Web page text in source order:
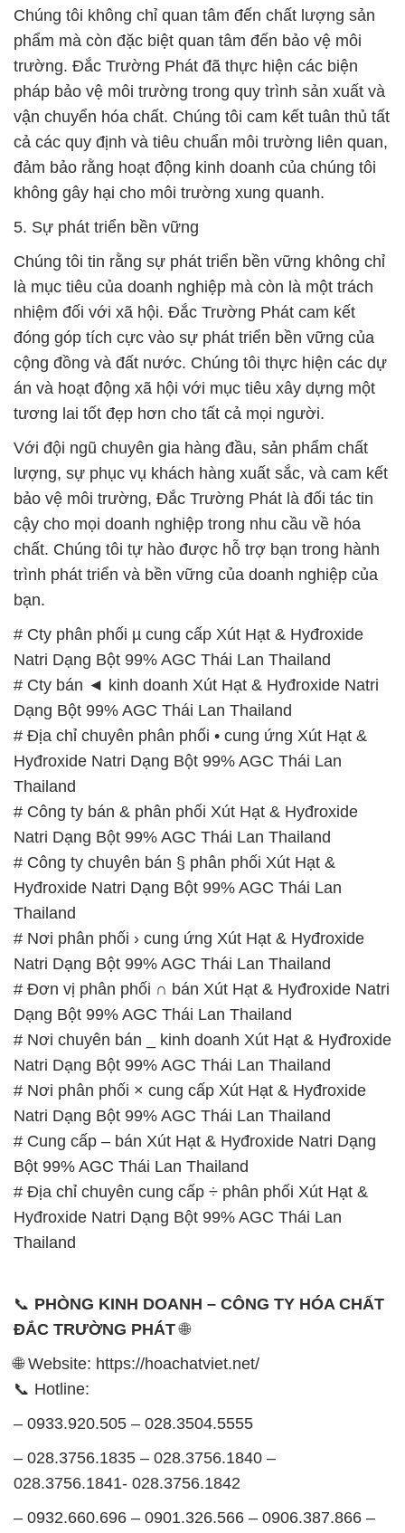
Chúng tôi không chỉ quan tâm đến chất lượng sản
phẩm mà còn đặc biệt quan tâm đến bảo vệ môi
trường. Đắc Trường Phát đã thực hiện các biện
pháp bảo vệ môi trường trong quy trình sản xuất và
vận chuyển hóa chất. Chúng tôi cam kết tuân thủ tất
cả các quy định và tiêu chuẩn môi trường liên quan,
đảm bảo rằng hoạt động kinh doanh của chúng tôi
không gây hại cho môi trường xung quanh.
5. Sự phát triển bền vững
Chúng tôi tin rằng sự phát triển bền vững không chỉ
là mục tiêu của doanh nghiệp mà còn là một trách
nhiệm đối với xã hội. Đắc Trường Phát cam kết
đóng góp tích cực vào sự phát triển bền vững của
cộng đồng và đất nước. Chúng tôi thực hiện các dự
án và hoạt động xã hội với mục tiêu xây dựng một
tương lai tốt đẹp hơn cho tất cả mọi người.
Với đội ngũ chuyên gia hàng đầu, sản phẩm chất
lượng, sự phục vụ khách hàng xuất sắc, và cam kết
bảo vệ môi trường, Đắc Trường Phát là đối tác tin
cậy cho mọi doanh nghiệp trong nhu cầu về hóa
chất. Chúng tôi tự hào được hỗ trợ bạn trong hành
trình phát triển và bền vững của doanh nghiệp của
bạn.
# Cty phân phối µ cung cấp Xút Hạt & Hyđroxide
Natri Dạng Bột 99% AGC Thái Lan Thailand
# Cty bán ◄ kinh doanh Xút Hạt & Hyđroxide Natri
Dạng Bột 99% AGC Thái Lan Thailand
# Địa chỉ chuyên phân phối • cung ứng Xút Hạt &
Hyđroxide Natri Dạng Bột 99% AGC Thái Lan
Thailand
# Công ty bán & phân phối Xút Hạt & Hyđroxide
Natri Dạng Bột 99% AGC Thái Lan Thailand
# Công ty chuyên bán § phân phối Xút Hạt &
Hyđroxide Natri Dạng Bột 99% AGC Thái Lan
Thailand
# Nơi phân phối › cung ứng Xút Hạt & Hyđroxide
Natri Dạng Bột 99% AGC Thái Lan Thailand
# Đơn vị phân phối ∩ bán Xút Hạt & Hyđroxide Natri
Dạng Bột 99% AGC Thái Lan Thailand
# Nơi chuyên bán _ kinh doanh Xút Hạt & Hyđroxide
Natri Dạng Bột 99% AGC Thái Lan Thailand
# Nơi phân phối × cung cấp Xút Hạt & Hyđroxide
Natri Dạng Bột 99% AGC Thái Lan Thailand
# Cung cấp – bán Xút Hạt & Hyđroxide Natri Dạng
Bột 99% AGC Thái Lan Thailand
# Địa chỉ chuyên cung cấp ÷ phân phối Xút Hạt &
Hyđroxide Natri Dạng Bột 99% AGC Thái Lan
Thailand
📞 PHÒNG KINH DOANH – CÔNG TY HÓA CHẤT
ĐẮC TRƯỜNG PHÁT🌐
🌐 Website: https://hoachatviet.net/
📞 Hotline:
– 0933.920.505 – 028.3504.5555
– 028.3756.1835 – 028.3756.1840 –
028.3756.1841- 028.3756.1842
– 0932.660.696 – 0901.326.566 – 0906.387.866 –